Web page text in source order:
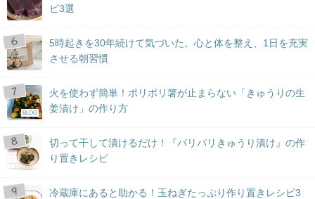
ピ3選
5時起きを30年続けて気づいた。心と体を整え、1日を充実
させる朝習慣
BLOG
火を使わず簡単！ポリポリ箸が止まらない「きゅうりの生
姜漬け」の作り方
切って干して漬けるだけ！『パリパリきゅうり漬け』の作
り置きレシピ
冷蔵庫にあると助かる！玉ねぎたっぷり作り置きレシピ3